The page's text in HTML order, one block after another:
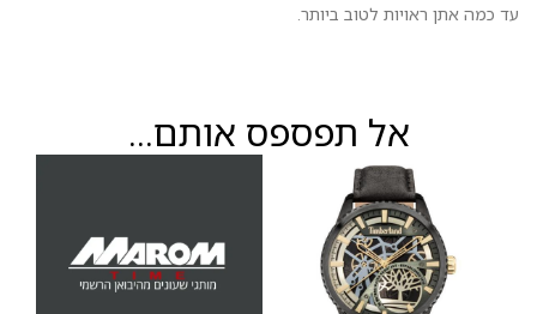
עד כמה אתן ראויות לטוב ביותר.
אל תפספס אותם...